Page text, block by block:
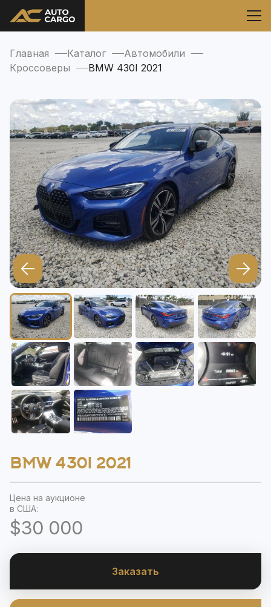
Главная Каталог
Автомобили
Кроссоверы
BMW 430I 2021
BMW 430I 2021
Цена на аукционе
в США:
$30 000
Заказать